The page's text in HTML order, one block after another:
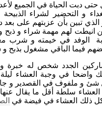
دبت الحياة في الجميع لأعداد
و التحضير لشراء
تبين بأن عزبتهم على بعد
انيطت لهم مهمة شراء و ذبح و
الوفد في خيمته و شرب
فيما الباقي مشغول بذبح و
الجدد شخص له خبرة و
واضحا في وجبة العشاء
و ملفوف في القصدير و
سلطة أقل ما يقال
ذلك العشاء في فيضة في